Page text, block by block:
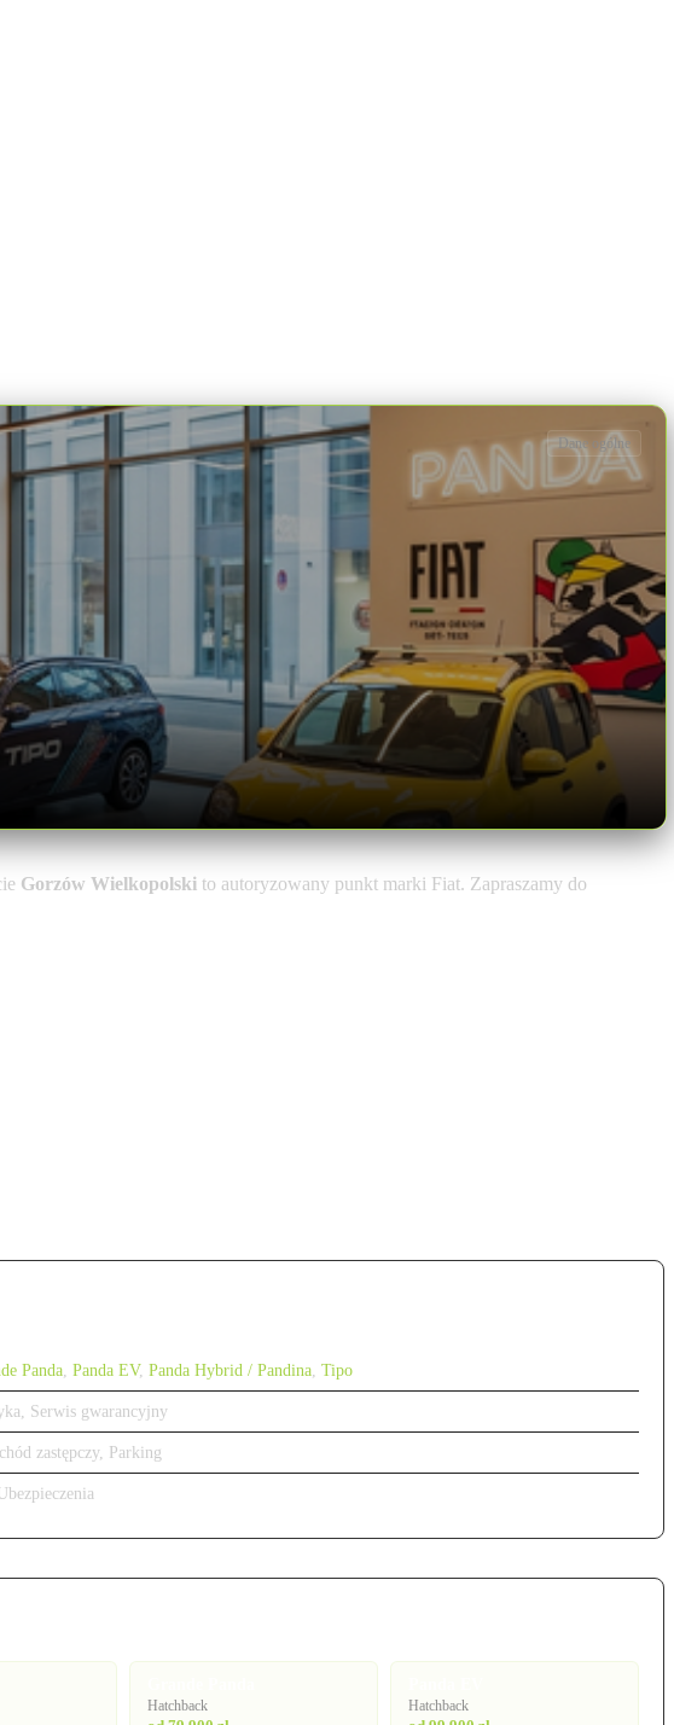
Dane ogólne
Gorzów Wielkopolski to autoryzowany punkt marki Fiat. Zapraszamy do
Panda Panda EV, Panda Hybrid / Pandina Tipo
Serwis gwarancyjny
zastępczy, Parking
Hatchback Hatchback